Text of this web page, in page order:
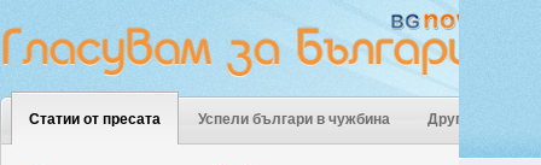
Статии от пресата Успели българи в чужбина Други